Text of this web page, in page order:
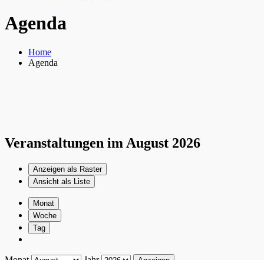
Agenda
Home
Agenda
Veranstaltungen im August 2026
Anzeigen als Raster
Ansicht als Liste
Monat
Woche
Tag